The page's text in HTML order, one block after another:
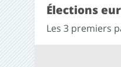
Élections
Les 3 premiers